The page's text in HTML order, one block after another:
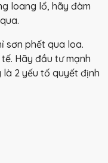
loang lổ, hãy đàm
sơn phết qua loa.
Hãy đầu tư mạnh
là 2 yếu tố quyết định